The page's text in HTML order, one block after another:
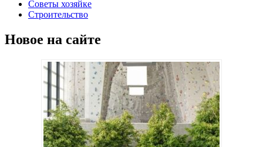
Советы хозяйке
Строительство
Новое на сайте